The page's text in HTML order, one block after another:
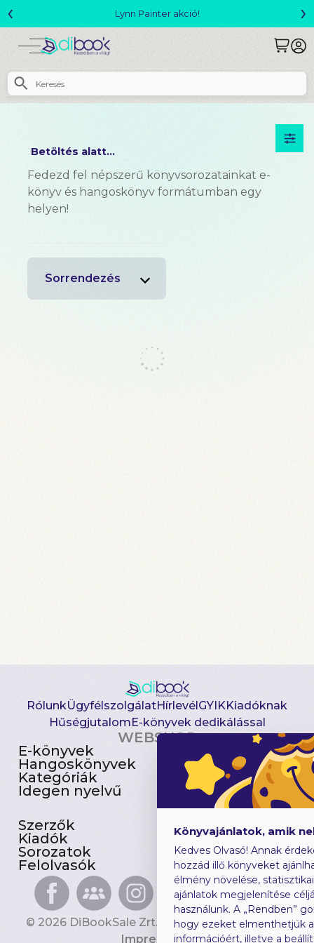
Lynn Painter akció!
‹ ›
Betöltés alatt...
Fedezd fel népszerű könyvsorozatainkat e-
könyv és hangoskönyv formátumban egy
helyen!
Sorrendezés
RólunkÜgyfélszolgálatHírlevélGYIKKiadóknak
HűségjutalomE-könyvek dedikálással
WEBSHOP
E-könyvek
Hangoskönyvek
Kategóriák
Idegen nyelvű
Csomagajánlatok
Akciósak
Előjegyezhetők
Újdonságok
Szerzők
Kiadók
Sorozatok
Felolvasók
Gyerekkönyvek
Heti toplista
Ajándékutalvány
Blog
© 2026 DiBookSale Zrt. Minden jog fenntartva.
Impresszum
Könyvajánlatok, amik
Kedves Olvasó! Annak
hozzád illő könyveket
élmény növelése,
ajánlatok megjelenítése
használunk. A „Rendben”
hogy ezeket elmenthetjük
információért, illetve a